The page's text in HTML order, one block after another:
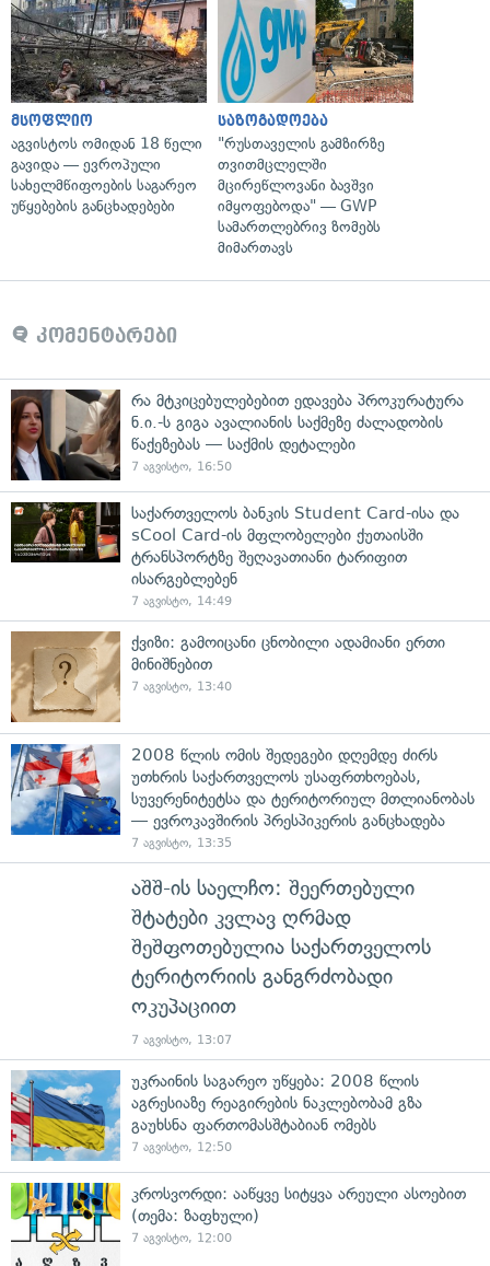
მსოფლიო
აგვისტოს ომიდან 18 წელი
გავიდა — ევროპული
სახელმწიფოების საგარეო
უწყებების განცხადებები
საზოგადოება
"რუსთაველის გამზირზე
თვითმცლელში
მცირეწლოვანი ბავშვი
იმყოფებოდა" — GWP
სამართლებრივ ზომებს
მიმართავს
კომენტარები
რა მტკიცებულებებით ედავება პროკურატურა
ნ.ი.-ს გიგა ავალიანის საქმეზე ძალადობის
წაქეზებას — საქმის დეტალები
7 აგვისტო, 16:50
საქართველოს ბანკის Student Card-ისა და
sCool Card-ის მფლობელები ქუთაისში
ტრანსპორტზე შეღავათიანი ტარიფით
ისარგებლებენ
7 აგვისტო, 14:49
ქვიზი: გამოიცანი ცნობილი ადამიანი ერთი
მინიშნებით
7 აგვისტო, 13:40
2008 წლის ომის შედეგები დღემდე ძირს
უთხრის საქართველოს უსაფრთხოებას,
სუვერენიტეტსა და ტერიტორიულ მთლიანობას
— ევროკავშირის პრესპიკერის განცხადება
7 აგვისტო, 13:35
აშშ-ის საელჩო: შეერთებული
შტატები კვლავ ღრმად
შეშფოთებულია საქართველოს
ტერიტორიის განგრძობადი
ოკუპაციით
7 აგვისტო, 13:07
უკრაინის საგარეო უწყება: 2008 წლის
აგრესიაზე რეაგირების ნაკლებობამ გზა
გაუხსნა ფართომასშტაბიან ომებს
7 აგვისტო, 12:50
კროსვორდი: ააწყვე სიტყვა არეული ასოებით
(თემა: ზაფხული)
7 აგვისტო, 12:00